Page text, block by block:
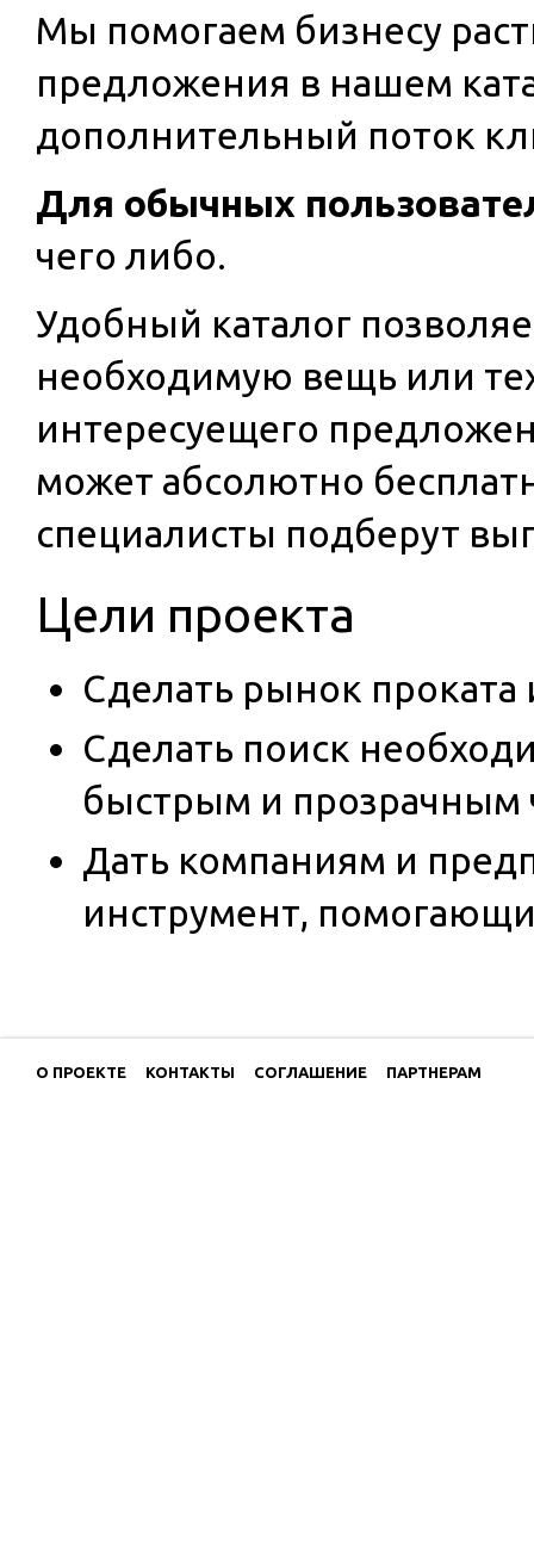
Мы помогаем бизнесу
предложения в нашем
дополнительный поток
Для обычных
чего либо.
Удобный каталог
необходимую вещь или
интересуещего
может абсолютно
специалисты подберут
Цели проекта
Сделать рынок
Сделать поиск
быстрым и прозрачным
Дать компаниям и
инструмент,
О ПРОЕКТЕ КОНТАКТЫ СОГЛАШЕНИЕ ПАРТНЕРАМ